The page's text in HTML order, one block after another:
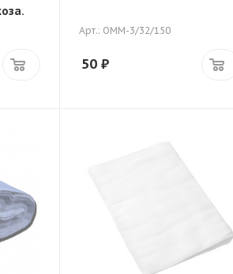
Арт.: ОММ-3/32/150
50₽